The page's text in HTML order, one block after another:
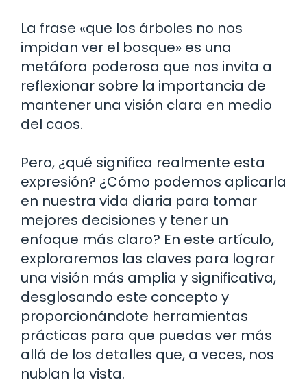
La frase «que los árboles no nos
impidan ver el bosque» es una
metáfora poderosa que nos invita a
reflexionar sobre la importancia de
mantener una visión clara en medio
del caos.
Pero, ¿qué significa realmente esta
expresión? ¿Cómo podemos aplicarla
en nuestra vida diaria para tomar
mejores decisiones y tener un
enfoque más claro? En este artículo,
exploraremos las claves para lograr
una visión más amplia y significativa,
desglosando este concepto y
proporcionándote herramientas
prácticas para que puedas ver más
allá de los detalles que, a veces, nos
nublan la vista.